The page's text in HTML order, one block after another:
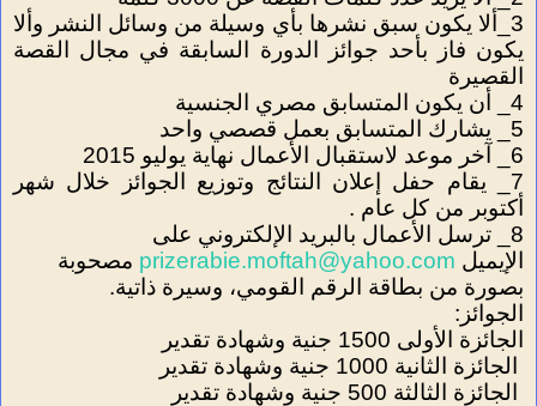
3_ ألا يكون سبق نشرها بأي وسيلة من وسائل النشر وألا
يكون فاز بأحد جوائز الدورة السابقة في مجال القصة
القصيرة
4_ أن يكون المتسابق مصري الجنسية
5_ يشارك المتسابق بعمل قصصي واحد
6_ آخر موعد لاستقبال الأعمال نهاية يوليو 2015
7_ يقام حفل إعلان النتائج وتوزيع الجوائز خلال شهر
أكتوبر من كل عام .
8_
ترسل الأعمال بالبريد الإلكتروني على
الإيميل prizerabie.moftah@yahoo.com مصحوبة
بصورة من بطاقة الرقم القومي، وسيرة ذاتية.
الجوائز :
الجائزة الأولى 1500 جنية وشهادة تقدير
الجائزة الثانية 1000 جنية وشهادة تقدير
الجائزة الثالثة 500 جنية وشهادة تقدير